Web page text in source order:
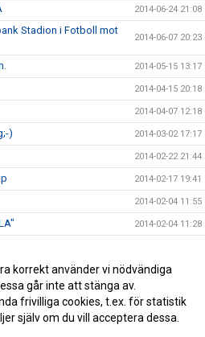
2014-06-24 21:08
Stadion i Fotboll mot
2014-06-07 20:23
2014-05-15 13:17
2014-04-15 20:18
2014-04-07 12:18
) 2014-03-02 17:17
2014-02-22 21:44
2014-02-17 19:41
2014-02-04 11:55
2014-02-04 11:28
2014-01-03 17:36
2013-11-25 18:30
korrekt använder vi nödvändiga
går inte att stänga av.
frivilliga cookies, t.ex. för statistik
själv om du vill acceptera dessa.